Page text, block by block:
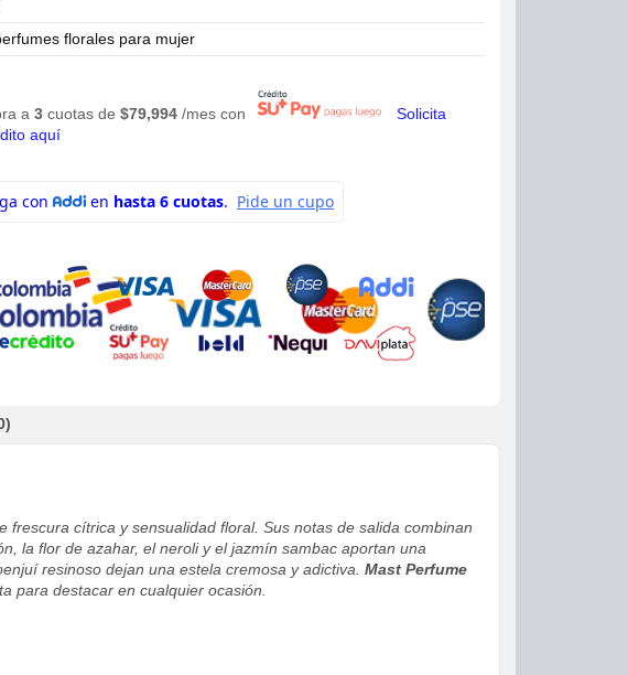
florales para mujer
a3 cuotas de$79,994 /mes con
Solicita
aquí
cítrica y sensualidad floral. Sus notas de salida combinan
la flor de azahar, el neroli y el jazmín sambac aportan una
resinoso dejan una estela cremosa y adictiva. Mast Perfume
para destacar en cualquier ocasión.